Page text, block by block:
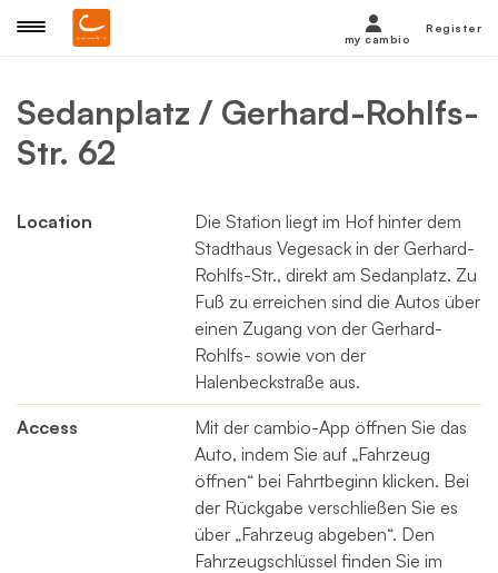
Sedanplatz / Gerhard-Rohlfs-
Str. 62
Location
Die Station liegt im Hof hinter dem
Stadthaus Vegesack in der Gerhard-
Rohlfs-Str., direkt am Sedanplatz. Zu
Fuß zu erreichen sind die Autos über
einen Zugang von der Gerhard-
Rohlfs- sowie von der
Halenbeckstraße aus.
Access
Mit der cambio-App öffnen Sie das
Auto, indem Sie auf „Fahrzeug
öffnen“ bei Fahrtbeginn klicken. Bei
der Rückgabe verschließen Sie es
über „Fahrzeug abgeben“. Den
Fahrzeugschlüssel finden Sie im
my cambio
Register